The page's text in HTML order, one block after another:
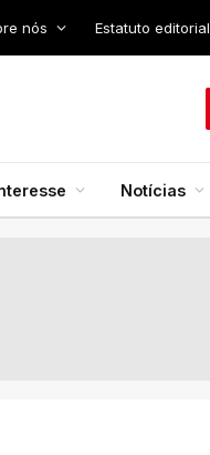
nós Estatuto editorial
Notícias